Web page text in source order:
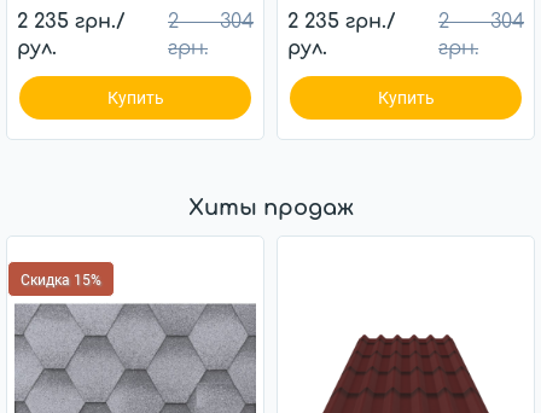
2 235 грн./
рул.
2 304
грн.
Купить
2 235 грн./
рул.
2 304
грн.
Купить
Хиты продаж
Скидка 15%